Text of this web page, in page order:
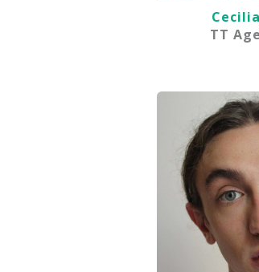
TT